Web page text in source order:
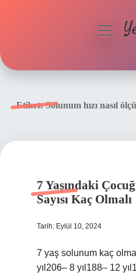
menüyü
Etiket:Solunum hızı nasıl
7 Yaşındaki
Sayısı Kaç Olmalı
Tarih: Eylül 10, 2024
7 yaş solunum kaç
yıl206– 8 yıl188– 12